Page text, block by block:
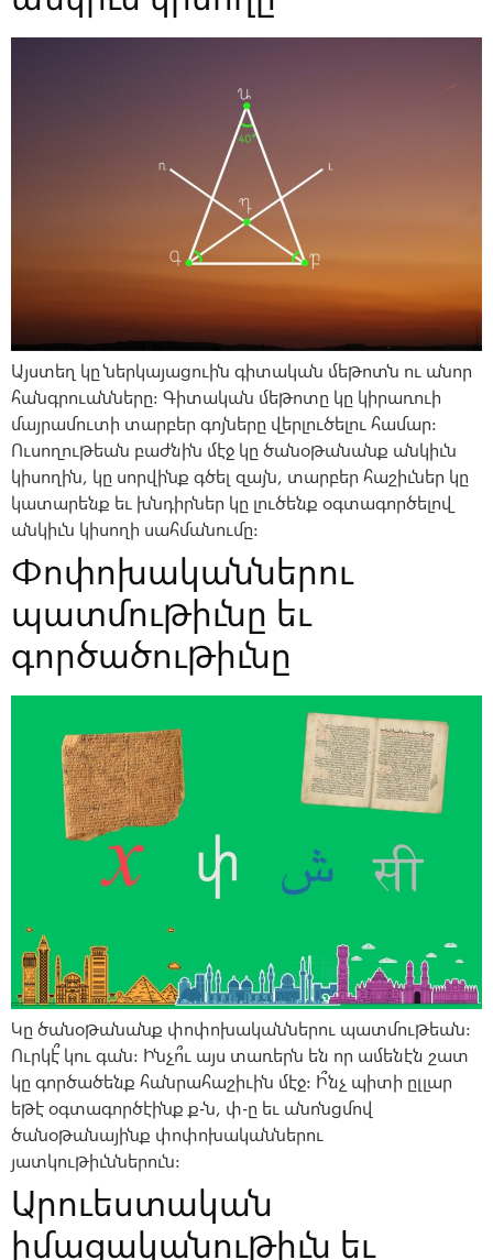
Այստեղ կը ներկայացուին գիտական մեթոտն ու անոր
հանգրուանները: Գիտական մեթոտը կը կիրառուի
մայրամուտի տարբեր գոյները վերլուծելու համար:
Ուսողութեան բաժնին մէջ կը ծանօթանանք անկիւն
կիսողին, կը սորվինք գծել զայն, տարբեր հաշիւներ կը
կատարենք եւ խնդիրներ կը լուծենք օգտագործելով
անկիւն կիսողի սահմանումը:
Փոփոխականներու
պատմութիւնը եւ
գործածութիւնը
Կը ծանօթանանք փոփոխականներու պատմութեան:
Ուրկէ՞ կու գան: Ինչո՞ւ այս տառերն են որ ամենէն շատ
կը գործածենք հանրահաշիւին մէջ: Ի՞նչ պիտի ըլլար
եթէ օգտագործէինք ք-ն, փ-ը եւ անոնցմով
ծանօթանայինք փոփոխականներու
յատկութիւններուն:
Արուեստական
իմացականութիւն եւ